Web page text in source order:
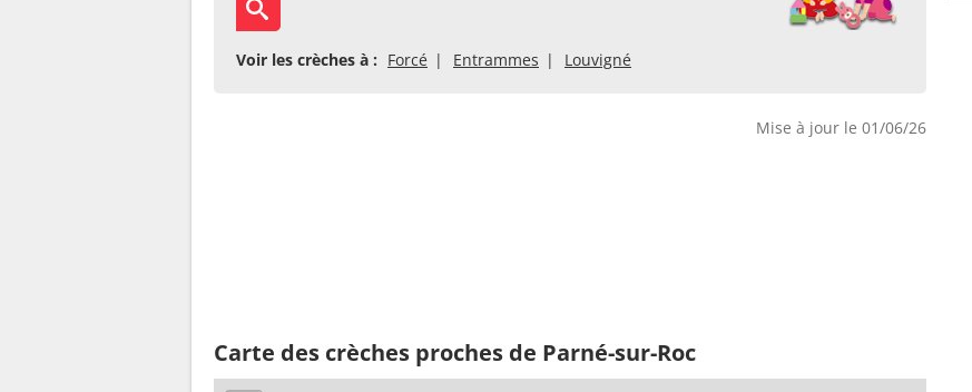
Voir les crèches à : Forcé Entrammes Louvigné
Mise à jour le 01/06/26
Carte des crèches proches de Parné-sur-Roc